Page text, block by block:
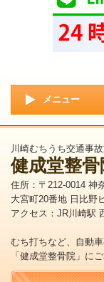
メニュー
川崎むちうち交通事
健成堂整骨
住所：〒212-0014 神
大宮町20番地 日比野
アクセス：JR川崎駅
むち打ちなど、自動
「健成堂整骨院」に